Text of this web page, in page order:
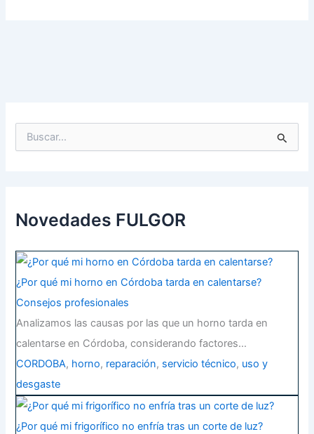
p
o
:
Novedades FULGOR
¿Por qué mi horno en Córdoba tarda en calentarse?
Consejos profesionales
Analizamos las causas por las que un horno tarda en
calentarse en Córdoba, considerando factores…
CORDOBA, horno, reparación, servicio técnico, uso y
desgaste
¿Por qué mi frigorífico no enfría tras un corte de luz?